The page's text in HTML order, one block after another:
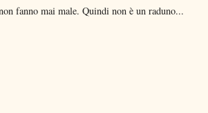
fanno mai male. Quindi non è un raduno...